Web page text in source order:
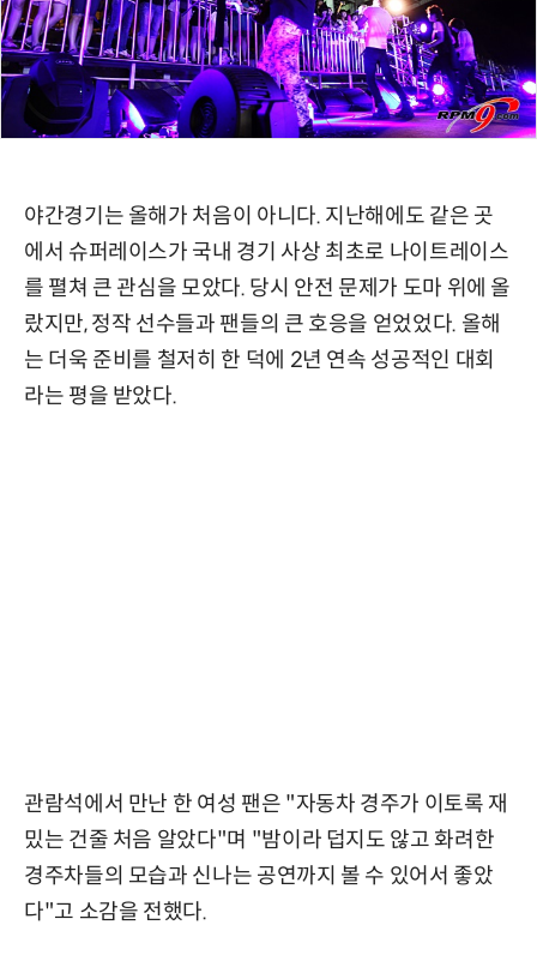
야간경기는 올해가 처음이 아니다. 지난해에도 같은 곳
에서 슈퍼레이스가 국내 경기 사상 최초로 나이트레이스
를 펼쳐 큰 관심을 모았다. 당시 안전 문제가 도마 위에 올
랐지만, 정작 선수들과 팬들의 큰 호응을 얻었었다. 올해
는 더욱 준비를 철저히 한 덕에 2년 연속 성공적인 대회
라는 평을 받았다.
관람석에서 만난 한 여성 팬은 "자동차 경주가 이토록 재
밌는 건줄 처음 알았다"며 "밤이라 덥지도 않고 화려한
경주차들의 모습과 신나는 공연까지 볼 수 있어서 좋았
다"고 소감을 전했다.